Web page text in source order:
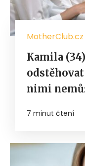
MotherClub.cz
Kamila
nimi
7 minut čtení